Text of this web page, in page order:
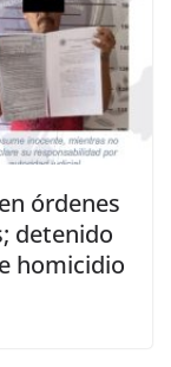
órdenes
detenido
homicidio